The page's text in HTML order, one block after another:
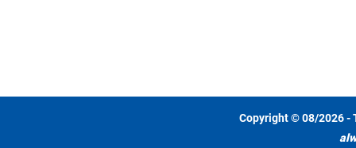
Copyright © 08/2026 -